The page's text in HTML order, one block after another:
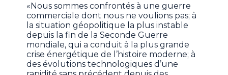
«Nous sommes confrontés à une guerre
commerciale dont nous ne voulions pas; à
la situation géopolitique la plus instable
depuis la fin de la Seconde Guerre
mondiale, qui a conduit à la plus grande
crise énergétique de l’histoire moderne; à
des évolutions technologiques d’une